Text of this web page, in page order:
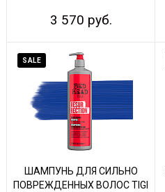
3 570 руб.
SALE
ШАМПУНЬ ДЛЯ СИЛЬНО
ПОВРЕЖДЕННЫХ ВОЛОС TIGI